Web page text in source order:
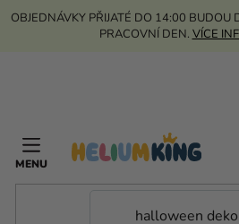
Přejít
OBJEDNÁVKY PŘIJATÉ DO 14:00 BUDOU
PRACOVNÍ DEN. VÍCE